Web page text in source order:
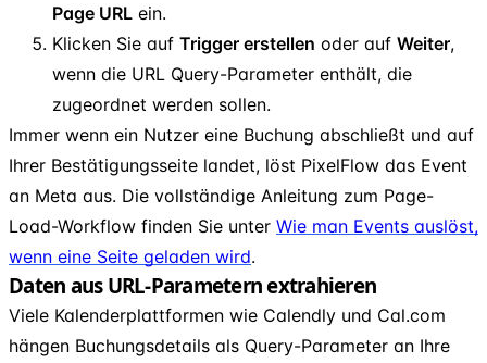
Page URL ein.
Klicken Sie auf Trigger erstellen oder auf Weiter,
wenn die URL Query-Parameter enthält, die
zugeordnet werden sollen.
Immer wenn ein Nutzer eine Buchung abschließt und auf
Ihrer Bestätigungsseite landet, löst PixelFlow das Event
an Meta aus. Die vollständige Anleitung zum Page-
Load-Workflow finden Sie unter Wie man Events auslöst,
wenn eine Seite geladen wird.
Daten aus URL-Parametern extrahieren
Viele Kalenderplattformen wie Calendly und Cal.com
hängen Buchungsdetails als Query-Parameter an Ihre